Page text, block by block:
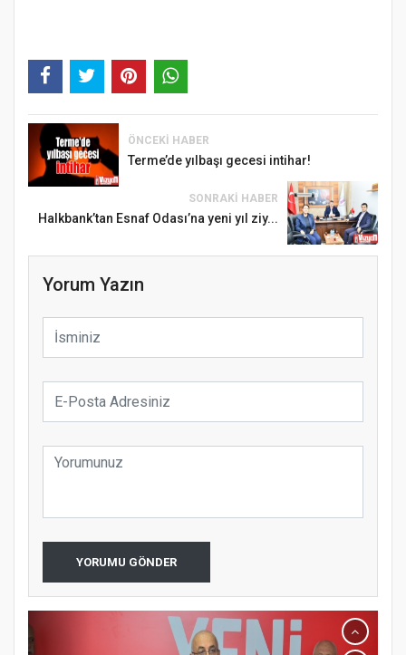
ÖNCEKI HABER
Terme’de yılbaşı gecesi intihar!
SONRAKI HABER
Halkbank’tan Esnaf Odası’na yeni yıl ziy...
Yorum Yazın
YORUMU GÖNDER